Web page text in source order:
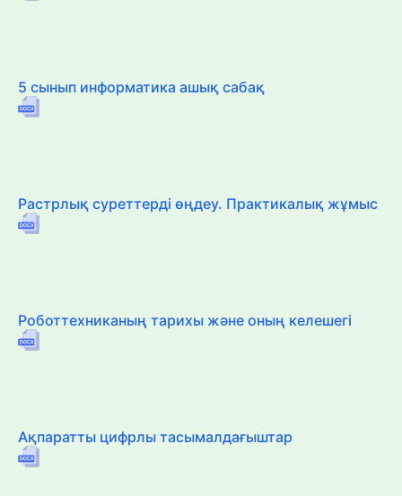
5 сынып информатика ашық сабақ
Растрлық суреттерді өңдеу. Практикалық жұмыс
Роботтехниканың тарихы және оның келешегі
Ақпаратты цифрлы тасымалдағыштар